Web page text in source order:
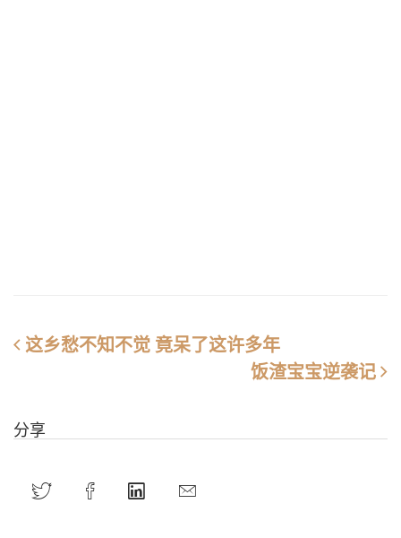
这乡愁不知不觉 竟呆了这许多年
饭渣宝宝逆袭记
分享